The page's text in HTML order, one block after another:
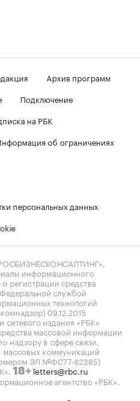
Архив программ
Подключение
на РБК
об ограничениях
персональных данных
информационного
о регистрации средства
службой
технологий
09.12.2015
издания «РБК»
массовой информации
надзору в сфере связи,
коммуникаций
ЭЛ №ФС77-82385)
18+ letters@rbc.ru
агентство «РБК».